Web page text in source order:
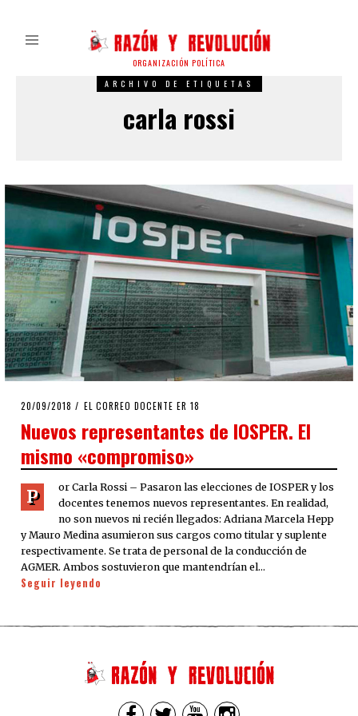
ORGANIZACIÓN POLÍTICA
ARCHIVO DE ETIQUETAS
carla rossi
POSTED
20/09/2018 EL CORREO DOCENTE ER 18
Nuevos representantes de IOSPER. El
mismo «compromiso»
P
or Carla Rossi – Pasaron las elecciones de IOSPER y los
docentes tenemos nuevos representantes. En realidad,
no son nuevos ni recién llegados: Adriana Marcela Hepp
y Mauro Medina asumieron sus cargos como titular y suplente
respectivamente. Se trata de personal de la conducción de
AGMER. Ambos sostuvieron que mantendrían el…
Seguir leyendo